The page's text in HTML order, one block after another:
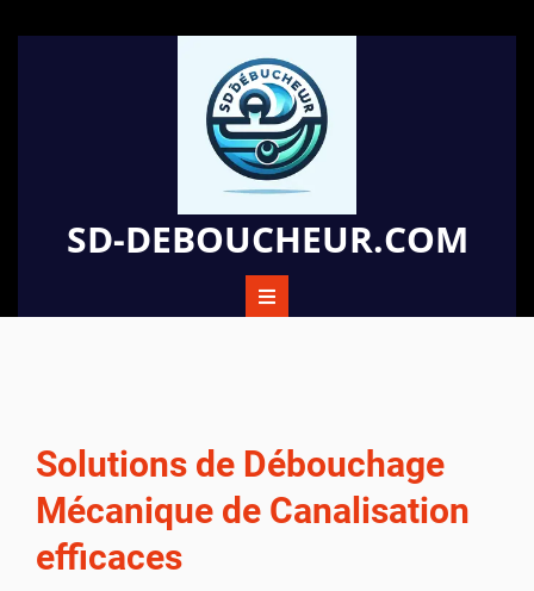
au
SD-DEBOUCHEUR.COM
Solutions de Débouchage
Mécanique de Canalisation
efficaces